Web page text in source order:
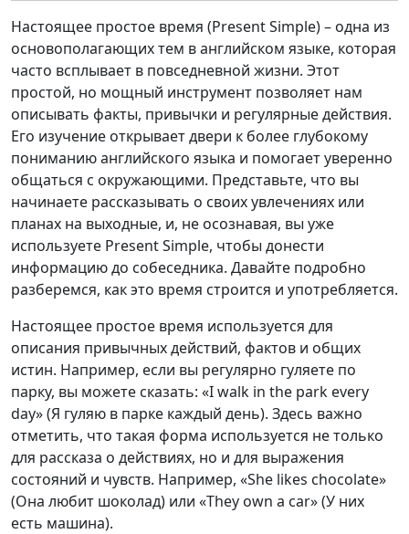
Настоящее простое время (Present Simple) – одна из
основополагающих тем в английском языке, которая
часто всплывает в повседневной жизни. Этот
простой, но мощный инструмент позволяет нам
описывать факты, привычки и регулярные действия.
Его изучение открывает двери к более глубокому
пониманию английского языка и помогает уверенно
общаться с окружающими. Представьте, что вы
начинаете рассказывать о своих увлечениях или
планах на выходные, и, не осознавая, вы уже
используете Present Simple, чтобы донести
информацию до собеседника. Давайте подробно
разберемся, как это время строится и употребляется.
Настоящее простое время используется для
описания привычных действий, фактов и общих
истин. Например, если вы регулярно гуляете по
парку, вы можете сказать: «I walk in the park every
day» (Я гуляю в парке каждый день). Здесь важно
отметить, что такая форма используется не только
для рассказа о действиях, но и для выражения
состояний и чувств. Например, «She likes chocolate»
(Она любит шоколад) или «They own a car» (У них
есть машина).